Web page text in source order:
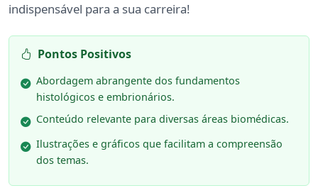
indispensável para a sua carreira!
Pontos Positivos
Abordagem abrangente dos fundamentos
histológicos e embrionários.
Conteúdo relevante para diversas áreas biomédicas.
Ilustrações e gráficos que facilitam a compreensão
dos temas.